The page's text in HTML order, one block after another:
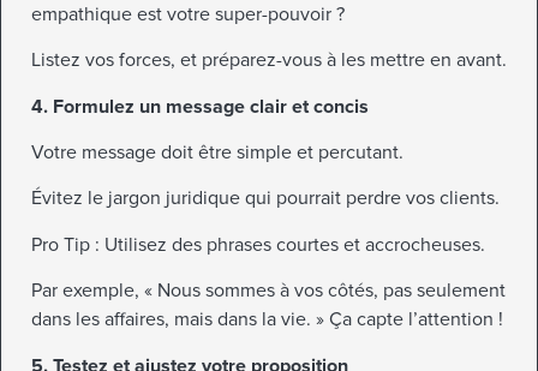
empathique est votre super-pouvoir ?
Listez vos forces, et préparez-vous à les mettre en avant.
4. Formulez un message clair et concis
Votre message doit être simple et percutant.
Évitez le jargon juridique qui pourrait perdre vos clients.
Pro Tip : Utilisez des phrases courtes et accrocheuses.
Par exemple, « Nous sommes à vos côtés, pas seulement
dans les affaires, mais dans la vie. » Ça capte l’attention !
5. Testez et ajustez votre proposition